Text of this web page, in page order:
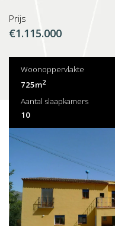
Prijs
€1.115.000
Woonoppervlakte
725m2
Aantal slaapkamers
10